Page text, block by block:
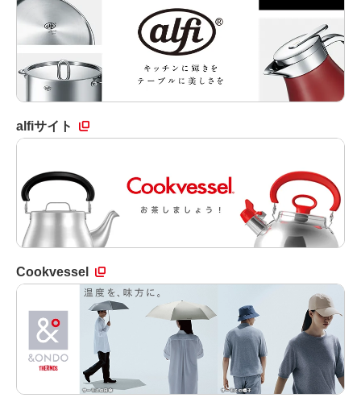
alfiサイト
Cookvessel